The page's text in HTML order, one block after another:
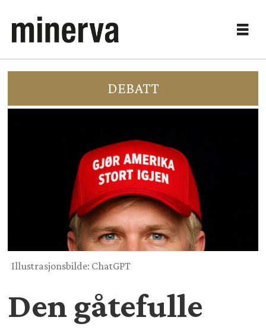
DEBATT
Illustrasjonsbilde: ChatGPT
Den gåtefulle